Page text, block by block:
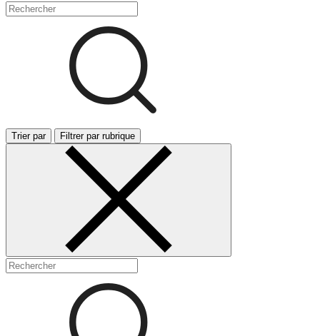
Trier par Filtrer par rubrique